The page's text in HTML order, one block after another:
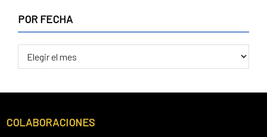
POR FECHA
FECHA
Footer
COLABORACIONES